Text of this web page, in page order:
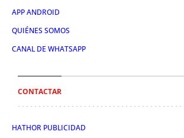
APP ANDROID
QUIÉNES SOMOS
CANAL DE WHATSAPP
CONTACTAR
HATHOR PUBLICIDAD